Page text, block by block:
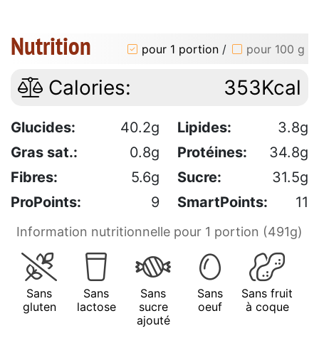
Nutrition pour 1 portion / pour 100 g
Calories: 353Kcal
Glucides: 40.2g Lipides:
3.8g
Gras sat.:
0.8g Protéines:
34.8g
Fibres:
5.6g Sucre:
31.5g
ProPoints:
9 SmartPoints: 11
Information nutritionnelle pour 1 portion (491g)
Sans
gluten
Sans
lactose
Sans
sucre
ajouté
Sans
oeuf
Sans fruit
à coque